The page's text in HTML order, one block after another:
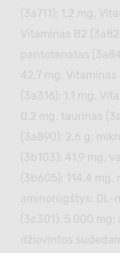
(3а711): 1,2 mg,
Vitaminas B2
pantotenatas
42,7 mg,
(3a316): 1,1 mg,
0,2 mg, taurinas
(3a890): 2,6 g;
(3b103): 41,9 mg,
(3b605): 114,4
aminorūgštys: DL-
(3c301): 5 000
džiovintos